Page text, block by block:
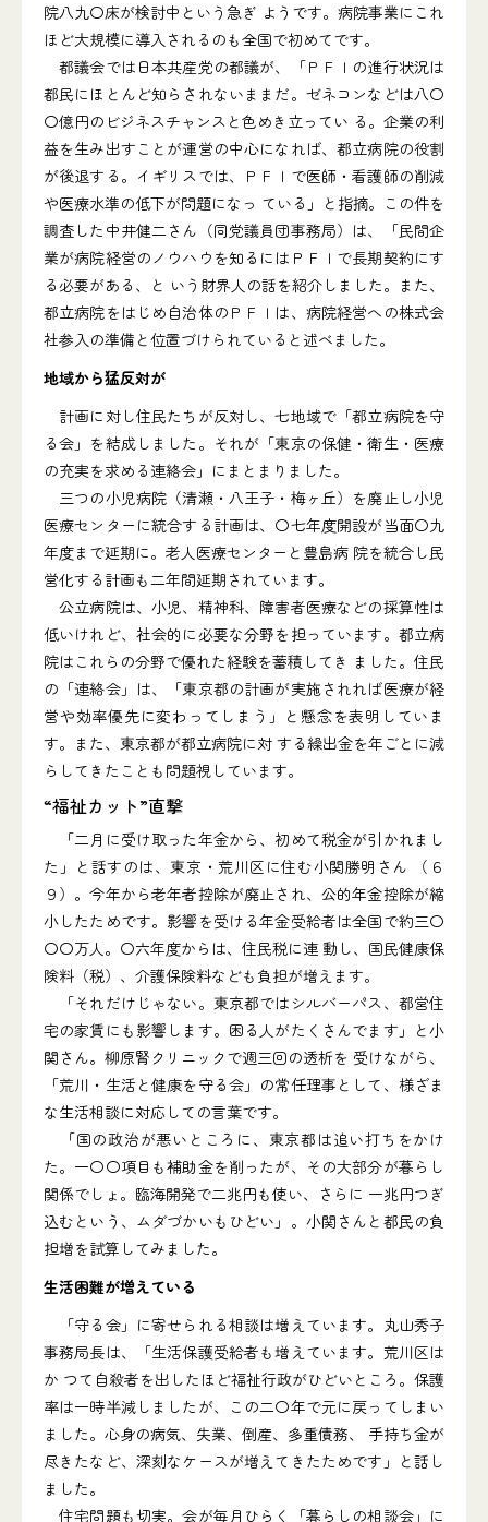
院八九〇床が検討中という急ぎ ようです。病院事業にこれ
ほど大規模に導入されるのも全国で初めてです。
都議会では日本共産党の都議が、「ＰＦＩの進行状況は
都民にほとんど知らされないままだ。ゼネコンなどは八〇
〇億円のビジネスチャンスと色めき立ってい る。企業の利
益を生み出すことが運営の中心になれば、都立病院の役割
が後退する。イギリスでは、ＰＦＩで医師・看護師の削減
や医療水準の低下が問題になっ ている」と指摘。この件を
調査した中井健二さん（同党議員団事務局）は、「民間企
業が病院経営のノウハウを知るにはＰＦＩで長期契約にす
る必要がある、と いう財界人の話を紹介しました。また、
都立病院をはじめ自治体のＰＦＩは、病院経営への株式会
社参入の準備と位置づけられていると述べました。
地域から猛反対が
計画に対し住民たちが反対し、七地域で「都立病院を守
る会」を結成しました。それが「東京の保健・衛生・医療
の充実を求める連絡会」にまとまりました。
三つの小児病院（清瀬・八王子・梅ヶ丘）を廃止し小児
医療センターに統合する計画は、〇七年度開設が当面〇九
年度まで延期に。老人医療センターと豊島病 院を統合し民
営化する計画も二年間延期されています。
公立病院は、小児、精神科、障害者医療などの採算性は
低いけれど、社会的に必要な分野を担っています。都立病
院はこれらの分野で優れた経験を蓄積してき ました。住民
の「連絡会」は、「東京都の計画が実施されれば医療が経
営や効率優先に変わってしまう」と懸念を表明していま
す。また、東京都が都立病院に対 する繰出金を年ごとに減
らしてきたことも問題視しています。
“福祉カット”直撃
「二月に受け取った年金から、初めて税金が引かれまし
た」と話すのは、東京・荒川区に住む小関勝明さん （６
９）。今年から老年者控除が廃止され、公的年金控除が縮
小したためです。影響を受ける年金受給者は全国で約三〇
〇〇万人。〇六年度からは、住民税に連 動し、国民健康保
険料（税）、介護保険料なども負担が増えます。
「それだけじゃない。東京都ではシルバーパス、都営住
宅の家賃にも影響します。困る人がたくさんでます」と小
関さん。柳原腎クリニックで週三回の透析を 受けながら、
「荒川・生活と健康を守る会」の常任理事として、様ざま
な生活相談に対応しての言葉です。
「国の政治が悪いところに、東京都は追い打ちをかけ
た。一〇〇項目も補助金を削ったが、その大部分が暮らし
関係でしょ。臨海開発で二兆円も使い、さらに 一兆円つぎ
込むという、ムダづかいもひどい」。小関さんと都民の負
担増を試算してみました。
生活困難が増えている
「守る会」に寄せられる相談は増えています。丸山秀子
事務局長は、「生活保護受給者も増えています。荒川区は
か つて自殺者を出したほど福祉行政がひどいところ。保護
率は一時半減しましたが、この二〇年で元に戻ってしまい
ました。心身の病気、失業、倒産、多重債務、 手持ち金が
尽きたなど、深刻なケースが増えてきたためです」と話し
ました。
住宅問題も切実。会が毎月ひらく「暮らしの相談会」に